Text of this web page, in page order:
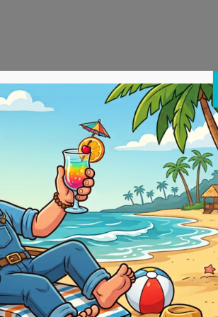
Αρχική E-shop Υπηρεσίες